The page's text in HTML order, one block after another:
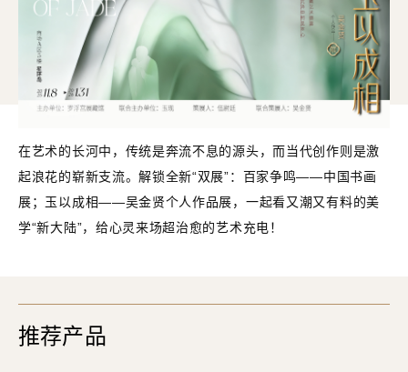
百家争鸣——中国书画展
在艺术的长河中，传统是奔流不息的源头，而当代创作则是激
起浪花的崭新支流。解锁全新“双展”：百家争鸣——中国书画
展；玉以成相——吴金贤个人作品展，一起看又潮又有料的美
学“新大陆”，给心灵来场超治愈的艺术充电！
推荐产品